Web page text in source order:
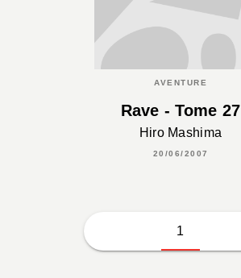
AVENTURE
Rave - Tome 27
Hiro Mashima
20/06/2007
1